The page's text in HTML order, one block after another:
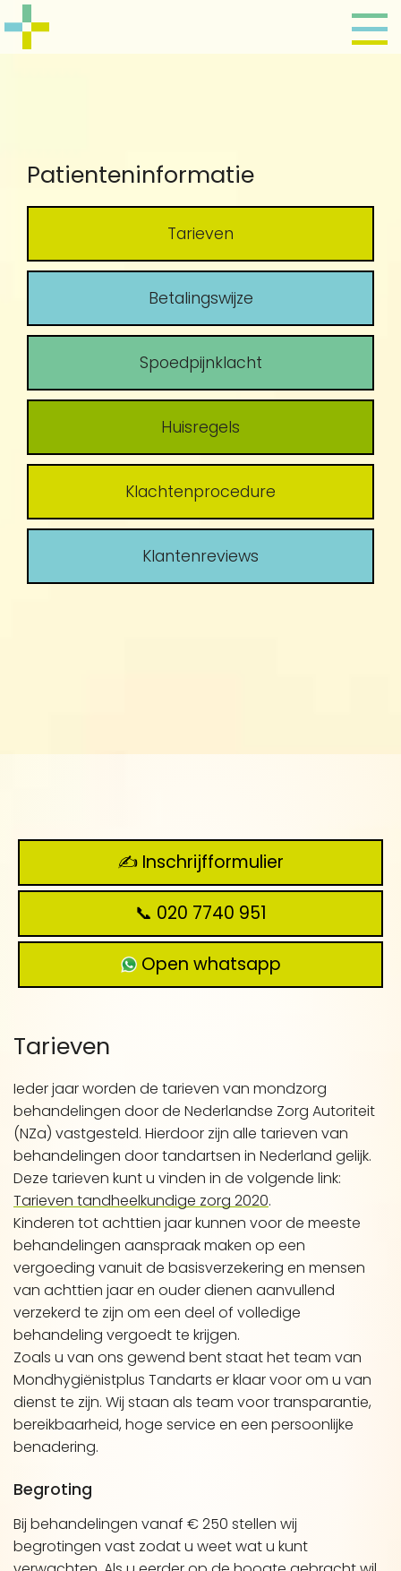
Patienteninformatie
Tarieven
Betalingswijze
Spoedpijnklacht
Huisregels
Klachtenprocedure
Klantenreviews
✍️ Inschrijfformulier
📞 020 7740 951
Open whatsapp
Tarieven
Ieder jaar worden de tarieven van mondzorg
behandelingen door de Nederlandse Zorg Autoriteit
(NZa) vastgesteld. Hierdoor zijn alle tarieven van
behandelingen door tandartsen in Nederland gelijk.
Deze tarieven kunt u vinden in de volgende link:
Tarieven tandheelkundige zorg 2020.
Kinderen tot achttien jaar kunnen voor de meeste
behandelingen aanspraak maken op een
vergoeding vanuit de basisverzekering en mensen
van achttien jaar en ouder dienen aanvullend
verzekerd te zijn om een deel of volledige
behandeling vergoedt te krijgen.
Zoals u van ons gewend bent staat het team van
Mondhygiënistplus Tandarts er klaar voor om u van
dienst te zijn. Wij staan als team voor transparantie,
bereikbaarheid, hoge service en een persoonlijke
benadering.
Begroting
Bij behandelingen vanaf € 250 stellen wij
begrotingen vast zodat u weet wat u kunt